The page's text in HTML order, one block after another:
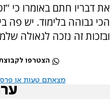
את דבריו חתם באומרו כי
הכי גבוהה בלימוד. יש
ובזכות זה נזכה לגאולה
הצטרפו
מצאתם טעות או